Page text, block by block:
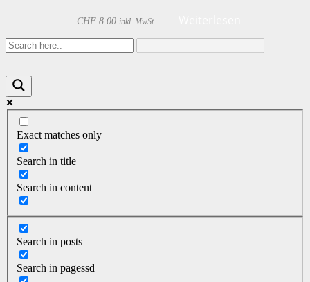
CHF 8.00 inkl. MwSt.
Exact matches only
Search in title
Search in content
Search in posts
Search in pagessd